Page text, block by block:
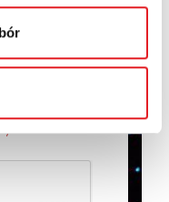
moich danych
informacji na
wPolityce
*